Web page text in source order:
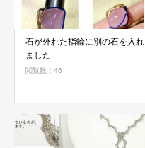
石が外れた指輪に別の石を入れ
ました
閲覧数：46